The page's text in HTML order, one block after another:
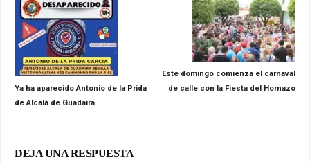
Ya ha aparecido Antonio de la Prida
de Alcalá de Guadaíra
Este domingo comienza el carnaval
de calle con la Fiesta del Hornazo
DEJA UNA RESPUESTA